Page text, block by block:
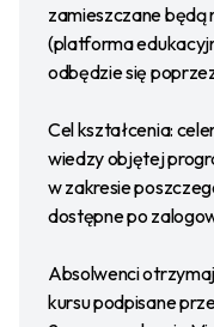
zamieszczane będą
(platforma
odbędzie się
Cel kształcenia:
wiedzy objętej
w zakresie
dostępne po
Absolwenci
kursu podpisane